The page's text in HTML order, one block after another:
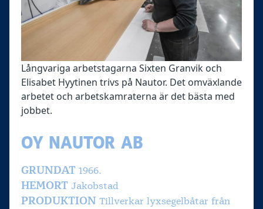
Långvariga arbetstagarna Sixten Granvik och
Elisabet Hyytinen trivs på Nautor. Det omväxlande
arbetet och arbetskamraterna är det bästa med
jobbet.
OY NAUTOR AB
GRUNDAT 1966.
HEMORT Jakobstad
PRODUKTION Tillverkar lyxsegelbåtar från